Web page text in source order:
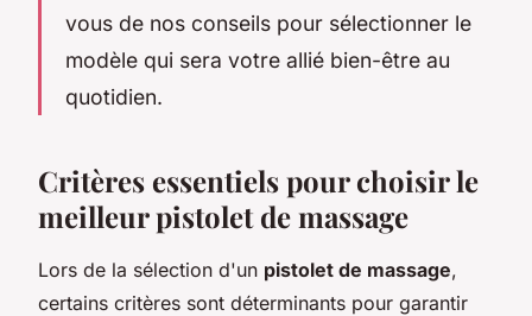
vous de nos conseils pour sélectionner le
modèle qui sera votre allié bien-être au
quotidien.
Critères essentiels pour choisir le
meilleur pistolet de massage
Lors de la sélection d'un pistolet de massage,
certains critères sont déterminants pour garantir